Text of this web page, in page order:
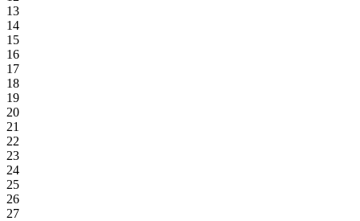
13
14
15
16
17
18
19
20
21
22
23
24
25
26
27